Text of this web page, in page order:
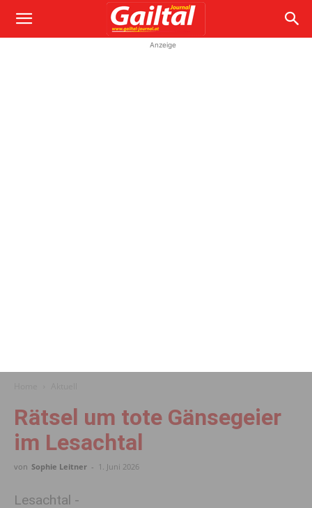
Anzeige
Rätsel um tote Gänsegeier
im Lesachtal
von Sophie Leitner - 1. Juni 2026
Lesachtal -